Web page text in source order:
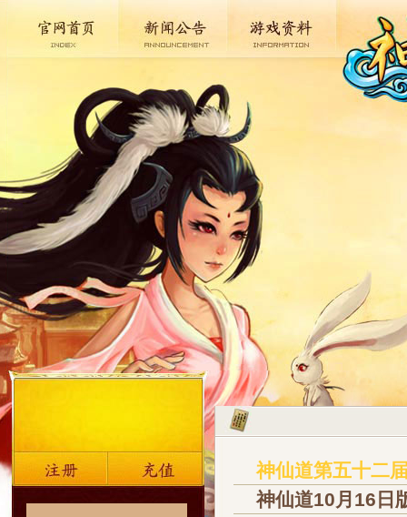
神仙道第五十二
神仙道10月16日